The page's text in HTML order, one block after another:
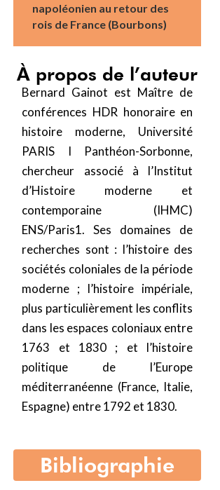
napoléonien au retour des
rois de France (Bourbons)
À propos de l’auteur
Bernard Gainot est Maître de
conférences HDR honoraire en
histoire moderne, Université
PARIS I Panthéon-Sorbonne,
chercheur associé à l’Institut
d’Histoire moderne et
contemporaine (IHMC)
ENS/Paris1. Ses domaines de
recherches sont : l’histoire des
sociétés coloniales de la période
moderne ; l’histoire impériale,
plus particulièrement les conflits
dans les espaces coloniaux entre
1763 et 1830 ; et l’histoire
politique de l’Europe
méditerranéenne (France, Italie,
Espagne) entre 1792 et 1830.
Bibliographie